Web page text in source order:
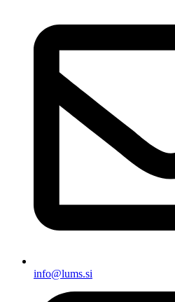
info@lums.si